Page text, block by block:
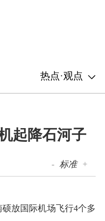
热点·观点
起降石河子
- 标准 +
放国际机场飞行4个多